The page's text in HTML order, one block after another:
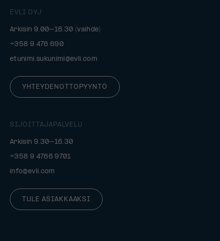
EVLI OYJ
Arkisin 9.00–16.30 (vaihde)
+358 9 476 690
etunimi.sukunimi@evli.com
YHTEYDENOTTOPYYNTÖ
SIJOITTAJAPALVELU
Arkisin 9.30–16.30
+358 9 4766 9701
info@evli.com
TULE ASIAKKAAKSI